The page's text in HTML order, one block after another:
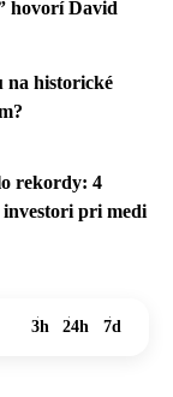
hovorí David
na historické
rekordy: 4
pri medi
3h 24h 7d